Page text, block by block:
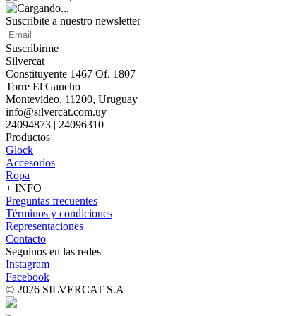
Suscribite a nuestro newsletter
Suscribirme
Silvercat
Constituyente 1467 Of. 1807
Torre El Gaucho
Montevideo, 11200, Uruguay
info@silvercat.com.uy
24094873 | 24096310
Productos
Glock
Accesorios
Ropa
+ INFO
Preguntas frecuentes
Términos y condiciones
Representaciones
Contacto
Seguinos en las redes
Instagram
Facebook
© 2026 SILVERCAT S.A